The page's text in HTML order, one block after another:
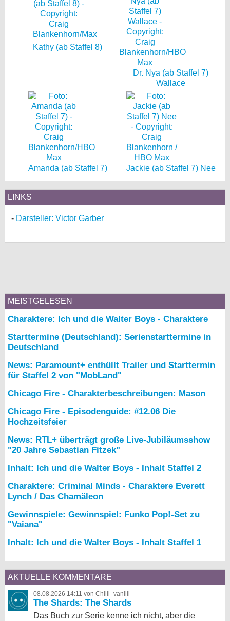
Kathy (ab Staffel 8)
Dr. Nya (ab Staffel 7)
Wallace
Amanda (ab Staffel 7) Jackie (ab Staffel 7) Nee
LINKS
Darsteller: Victor Garber
MEISTGELESEN
Charaktere: Ich und die Walter Boys - Charaktere
Starttermine (Deutschland): Serienstarttermine in
Deutschland
News: Paramount+ enthüllt Trailer und Starttermin
für Staffel 2 von "MobLand"
Chicago Fire - Charakterbeschreibungen: Mason
Chicago Fire - Episodenguide: #12.06 Die
Hochzeitsfeier
News: RTL+ überträgt große Live-Jubiläumsshow
"20 Jahre Sebastian Fitzek"
Inhalt: Ich und die Walter Boys - Inhalt Staffel 2
Charaktere: Criminal Minds - Charaktere Everett
Lynch / Das Chamäleon
Gewinnspiele: Gewinnspiel: Funko Pop!-Set zu
"Vaiana"
Inhalt: Ich und die Walter Boys - Inhalt Staffel 1
AKTUELLE KOMMENTARE
08.08.2026 14:11 von Chilli_vanilli
The Shards: The Shards
Das Buch zur Serie kenne ich nicht, aber die